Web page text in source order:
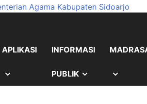
APLIKASI INFORMASI
PUBLIK SHOW